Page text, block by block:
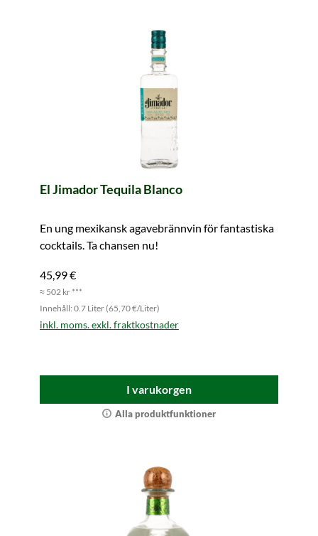
El Jimador Tequila Blanco
En ung mexikansk agavebrännvin för fantastiska
cocktails. Ta chansen nu!
45,99 €
≈ 502 kr ***
Innehåll: 0.7 Liter (65,70 €/Liter)
inkl. moms. exkl. fraktkostnader
I varukorgen
Alla produktfunktioner